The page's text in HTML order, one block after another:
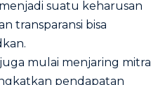
suatu keharusan
transparansi bisa
mulai menjaring mitra
pendapatan